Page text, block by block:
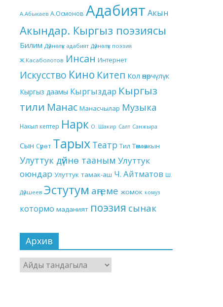
А.Абыкаев А.Осмонов Адабият Акын
Акындар. Кыргыз поэзиясы
Билим Дүйнөлүк адабият Дүйнөлүк поэзия
Ж.Касаболотов Инсан Интернет
Искусство Кино Китеп Кол өнөрчүлүк
Кыргыз даамы Кыргыздар Кыргыз
тили Манас Манасчылар Музыка
Накыл кептер Нарк О. Шакир Салт Санжыра
Сын Сүрөт Тарых Театр Тил Төкмө акын
Улуттук дүйнө тааным Улуттук
оюндар Улуттук тамак-аш Ч. Айтматов Ш.
Дүйшеев Эстутум аңгеме жомок комуз
котормо маданият поэзия сынак
Архив
Архив